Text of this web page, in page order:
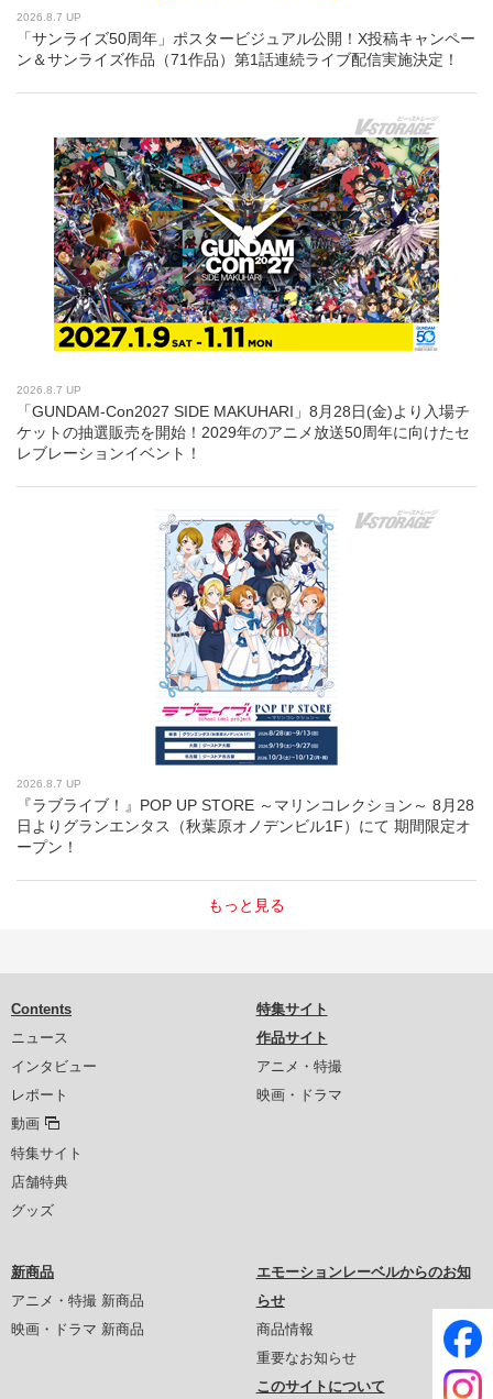
2026.8.7 UP
「サンライズ50周年」ポスタービジュアル公開！X投稿キャンペー
ン＆サンライズ作品（71作品）第1話連続ライブ配信実施決定！
2026.8.7 UP
「GUNDAM-Con2027 SIDE MAKUHARI」8月28日(金)より入場チ
ケットの抽選販売を開始！2029年のアニメ放送50周年に向けたセ
レブレーションイベント！
2026.8.7 UP
『ラブライブ！』POP UP STORE ～マリンコレクション～ 8月28
日よりグランエンタス（秋葉原オノデンビル1F）にて 期間限定オ
ープン！
もっと見る
Contents
ニュース
インタビュー
レポート
動画
特集サイト
店舗特典
グッズ
特集サイト
作品サイト
アニメ・特撮
映画・ドラマ
新商品
アニメ・特撮 新商品
映画・ドラマ 新商品
エモーションレーベルからのお知
らせ
商品情報
重要なお知らせ
このサイトについて